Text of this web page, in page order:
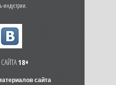
индустрии.
18+
сайта